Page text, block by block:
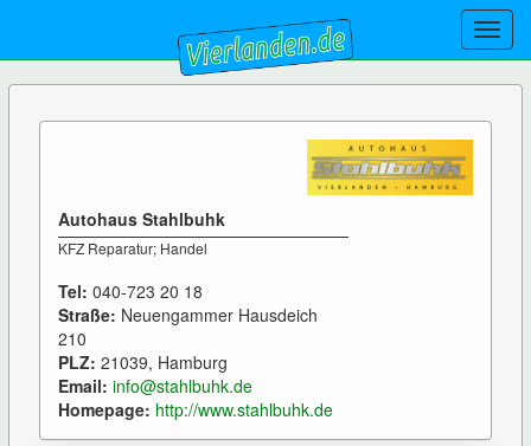
Autohaus Stahlbuhk
KFZ Reparatur; Handel
Tel: 040-723 20 18
Straße: Neuengammer Hausdeich
210
PLZ: 21039, Hamburg
Email: info@stahlbuhk.de
Homepage: http://www.stahlbuhk.de